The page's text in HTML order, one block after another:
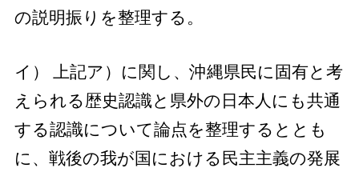
の説明振りを整理する。
イ） 上記ア）に関し、沖縄県民に固有と考
えられる歴史認識と県外の日本人にも共通
する認識について論点を整理するととも
に、戦後の我が国における民主主義の発展